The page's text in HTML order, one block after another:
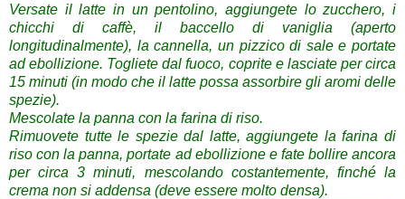
Versate il latte in un pentolino, aggiungete lo zucchero, i
chicchi di caffè, il baccello di vaniglia (aperto
longitudinalmente), la cannella, un pizzico di sale e portate
ad ebollizione. Togliete dal fuoco, coprite e lasciate per circa
15 minuti (in modo che il latte possa assorbire gli aromi delle
spezie).
Mescolate la panna con la farina di riso.
Rimuovete tutte le spezie dal latte, aggiungete la farina di
riso con la panna, portate ad ebollizione e fate bollire ancora
per circa 3 minuti, mescolando costantemente, finché la
crema non si addensa (deve essere molto densa).